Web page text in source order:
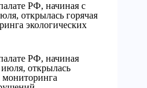
РФ, начиная с
открылась горячая
экологических
РФ, начиная
открылась
мониторинга